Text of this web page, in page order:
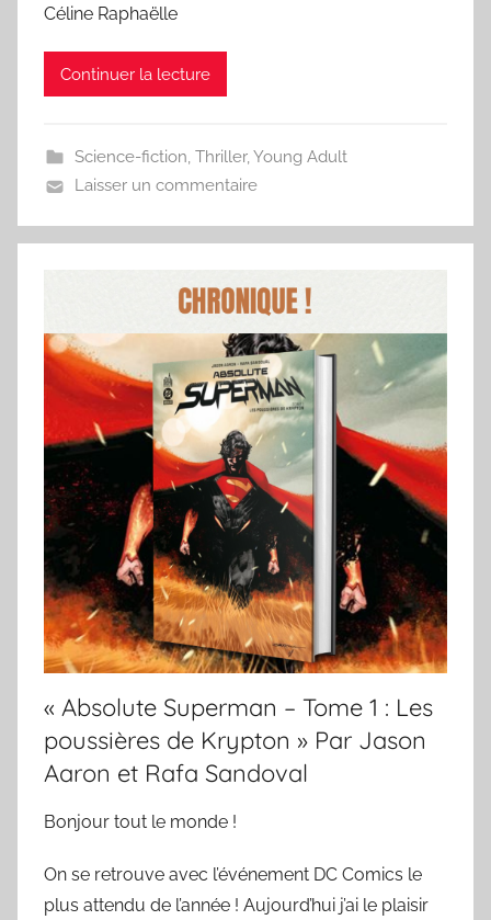
Céline Raphaëlle
Continuer la lecture
Science-fiction, Thriller,Young Adult
Laisser un commentaire
« Absolute Superman – Tome 1 : Les
poussières de Krypton » Par Jason
Aaron et Rafa Sandoval
Bonjour tout le monde !
On se retrouve avec l’événement DC Comics le
plus attendu de l’année ! Aujourd’hui j’ai le plaisir